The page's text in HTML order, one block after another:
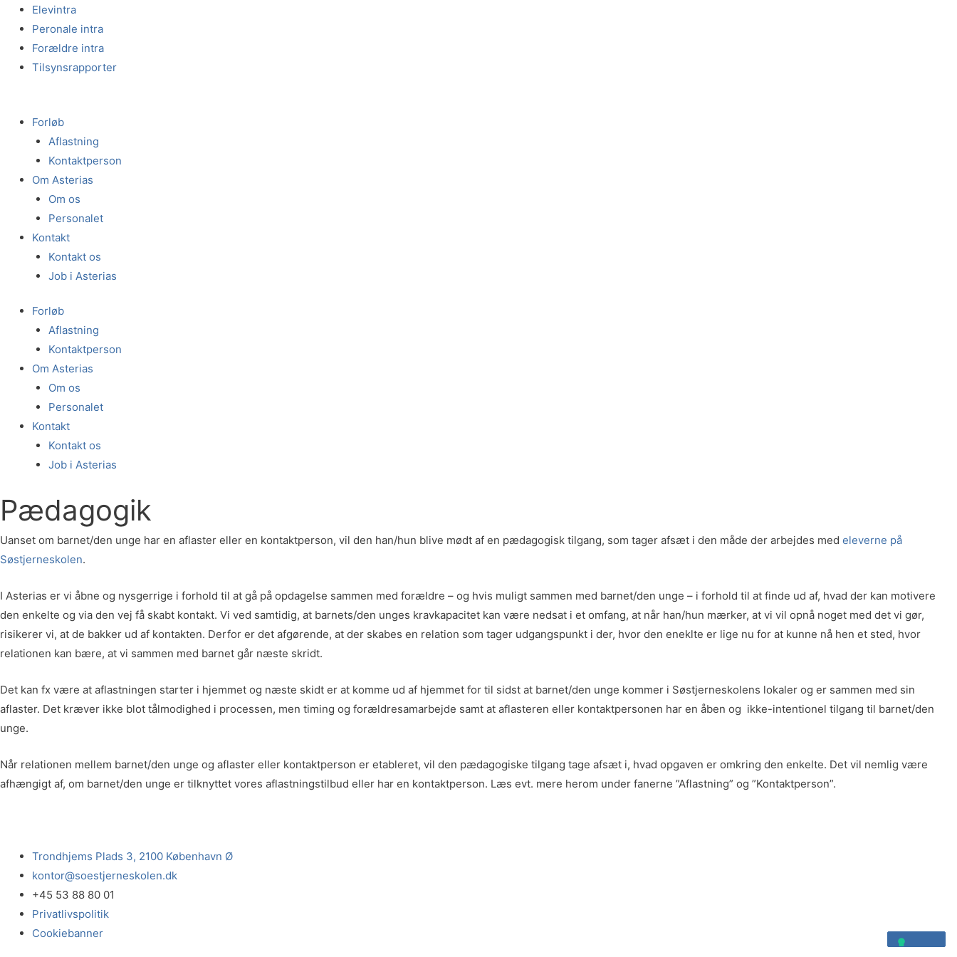
indholdet
Elevintra
Peronale intra
Forældre intra
Tilsynsrapporter
Forløb
Aflastning
Kontaktperson
Om Asterias
Om os
Personalet
Kontakt
Kontakt os
Job i Asterias
Forløb
Aflastning
Kontaktperson
Om Asterias
Om os
Personalet
Kontakt
Kontakt os
Job i Asterias
Pædagogik
Uanset om barnet/den unge har en aflaster eller en kontaktperson, vil den han/hun blive mødt af en pædagogisk tilgang, som tager afsæt i den måde der arbejdes med eleverne på
Søstjerneskolen.
I Asterias er vi åbne og nysgerrige i forhold til at gå på opdagelse sammen med forældre – og hvis muligt sammen med barnet/den unge – i forhold til at finde ud af, hvad der kan motivere
den enkelte og via den vej få skabt kontakt. Vi ved samtidig, at barnets/den unges kravkapacitet kan være nedsat i et omfang, at når han/hun mærker, at vi vil opnå noget med det vi gør,
risikerer vi, at de bakker ud af kontakten. Derfor er det afgørende, at der skabes en relation som tager udgangspunkt i der, hvor den eneklte er lige nu for at kunne nå hen et sted, hvor
relationen kan bære, at vi sammen med barnet går næste skridt.
Det kan fx være at aflastningen starter i hjemmet og næste skidt er at komme ud af hjemmet for til sidst at barnet/den unge kommer i Søstjerneskolens lokaler og er sammen med sin
aflaster. Det kræver ikke blot tålmodighed i processen, men timing og forældresamarbejde samt at aflasteren eller kontaktpersonen har en åben og ikke-intentionel tilgang til barnet/den
unge.
Når relationen mellem barnet/den unge og aflaster eller kontaktperson er etableret, vil den pædagogiske tilgang tage afsæt i, hvad opgaven er omkring den enkelte. Det vil nemlig være
afhængigt af, om barnet/den unge er tilknyttet vores aflastningstilbud eller har en kontaktperson. Læs evt. mere herom under fanerne ”Aflastning” og ”Kontaktperson”.
Trondhjems Plads 3, 2100 København Ø
kontor@soestjerneskolen.dk
+45 53 88 80 01
Privatlivspolitik
Cookiebanner